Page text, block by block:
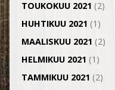
TOUKOKUU 2021 (2)
HUHTIKUU 2021 (1)
MAALISKUU 2021 (2)
HELMIKUU 2021 (1)
TAMMIKUU 2021 (2)